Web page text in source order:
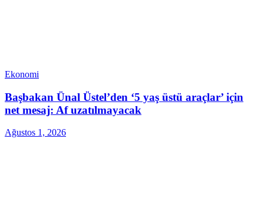
Ekonomi
Başbakan Ünal Üstel’den ‘5 yaş üstü araçlar’ için
net mesaj: Af uzatılmayacak
Ağustos 1, 2026